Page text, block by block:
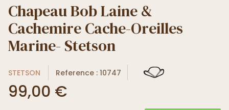
Chapeau Bob Laine &
Cachemire Cache-Oreilles
Marine- Stetson
STETSON Reference : 10747
99,00 €